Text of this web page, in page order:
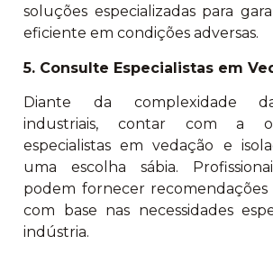
soluções especializadas para
eficiente em condições adversas.
5. Consulte Especialistas em
Diante da complexidade
industriais, contar com a
especialistas em vedação e
uma escolha sábia.
podem fornecer recomendações
com base nas necessidades
indústria.